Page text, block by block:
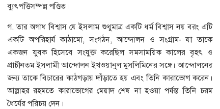
ব্যুৎপত্তিসম্পন্ন পণ্ডিত।
গ. তার অগাধ বিশ্বাস যে ইসলাম শুধুমাত্র একটি ধর্ম বিশ্বাস নয় বরং এটি
একটি অপরিহার্য কাঠামো, সংগঠন, আন্দোলন ও সংগ্রাম- যা তাকে
একজন যুবক হিসেবে সংযুক্ত করেছিল সমসাময়িক কালের বৃহৎ ও
প্রাচীনতম ইসলামী আন্দোলন ইখওয়ানুল মুসলিমিনের সঙ্গে। আন্দোলনের
জন্য তাকে বিচারের কাঠগড়ায় দাঁড়াতে হয় এবং তিনি কারাভোগ করেন।
আল্লাহর রহমতে কারাভোগের মেয়াদ শেষ না হওয়া পর্যন্ত তিনি চরম
ধৈর্যের পরিচয় দেন।